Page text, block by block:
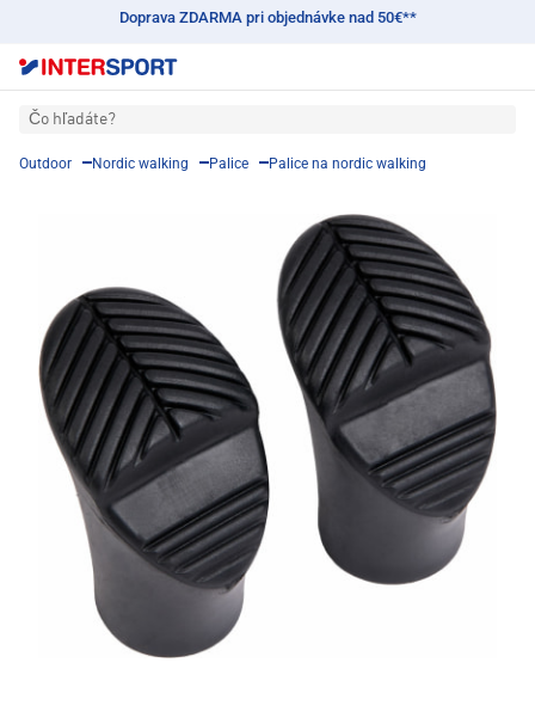
Doprava ZDARMA pri objednávke nad 50€**
Čo hľadáte?
Outdoor Nordic walking Palice Palice na nordic walking